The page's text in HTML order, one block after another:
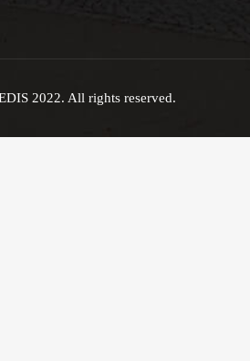
2022. All rights reserved.